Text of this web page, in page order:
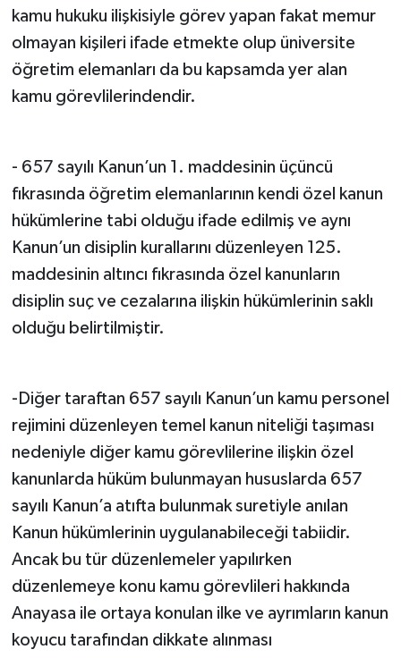
kamu hukuku ilişkisiyle görev yapan fakat memur
olmayan kişileri ifade etmekte olup üniversite
öğretim elemanları da bu kapsamda yer alan
kamu görevlilerindendir.
- 657 sayılı Kanun’un 1. maddesinin üçüncü
fıkrasında öğretim elemanlarının kendi özel kanun
hükümlerine tabi olduğu ifade edilmiş ve aynı
Kanun’un disiplin kurallarını düzenleyen 125.
maddesinin altıncı fıkrasında özel kanunların
disiplin suç ve cezalarına ilişkin hükümlerinin saklı
olduğu belirtilmiştir.
-Diğer taraftan 657 sayılı Kanun’un kamu personel
rejimini düzenleyen temel kanun niteliği taşıması
nedeniyle diğer kamu görevlilerine ilişkin özel
kanunlarda hüküm bulunmayan hususlarda 657
sayılı Kanun’a atıfta bulunmak suretiyle anılan
Kanun hükümlerinin uygulanabileceği tabiidir.
Ancak bu tür düzenlemeler yapılırken
düzenlemeye konu kamu görevlileri hakkında
Anayasa ile ortaya konulan ilke ve ayrımların kanun
koyucu tarafından dikkate alınması